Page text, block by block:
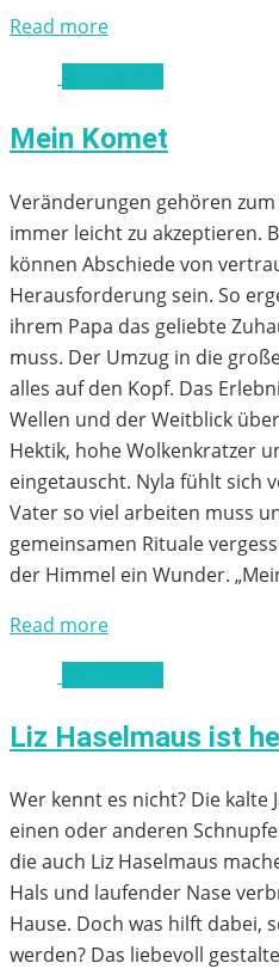
Read more
Mein Komet
Veränderungen gehören
immer leicht zu akzeptieren.
können Abschiede von
Herausforderung sein. So
ihrem Papa das geliebte
muss. Der Umzug in die
alles auf den Kopf. Das
Wellen und der Weitblick
Hektik, hohe Wolkenkratzer
eingetauscht. Nyla fühlt sich
Vater so viel arbeiten muss
gemeinsamen Rituale
der Himmel ein Wunder.
Read more
Liz Haselmaus ist
Wer kennt es nicht? Die kalte
einen oder anderen
die auch Liz Haselmaus
Hals und laufender Nase
Hause. Doch was hilft dabei,
werden? Das liebevoll